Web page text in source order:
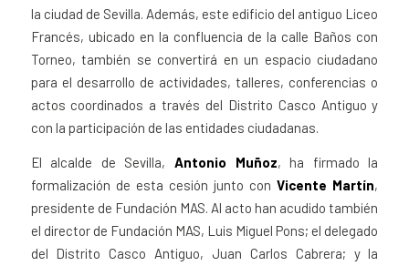
la ciudad de Sevilla. Además, este edificio del antiguo Liceo
Francés, ubicado en la confluencia de la calle Baños con
Torneo, también se convertirá en un espacio ciudadano
para el desarrollo de actividades, talleres, conferencias o
actos coordinados a través del Distrito Casco Antiguo y
con la participación de las entidades ciudadanas.
El alcalde de Sevilla, Antonio Muñoz, ha firmado la
formalización de esta cesión junto conVicente Martín,
presidente de Fundación MAS. Al acto han acudido también
el director de Fundación MAS, Luis Miguel Pons; el delegado
del Distrito Casco Antiguo, Juan Carlos Cabrera; y la